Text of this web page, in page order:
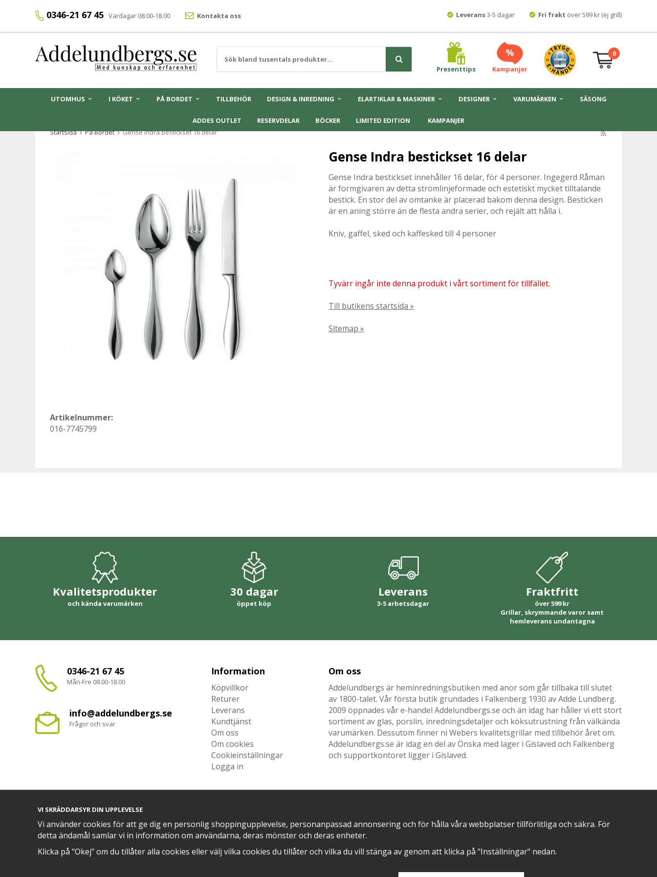
0346-21 67 45 Vardagar 08.00-18.00 Kontakta oss Leverans3-5 dagar Fri frakt över 599 kr (ej grill)
Presenttips Kampanjer
0
UTOMHUS I KÖKET PÅ BORDET TILLBEHÖR DESIGN & INREDNING ELARTIKLAR & MASKINER DESIGNER VARUMÄRKEN SÄSONG
ADDES OUTLET RESERVDELAR BÖCKER LIMITED EDITION
KAMPANJER
Startsida
På Bordet Gense Indra bestickset 16 delar
Gense Indra bestickset 16 delar
Gense Indra bestickset innehåller 16 delar, för 4 personer. Ingegerd Råman
är formgivaren av detta strömlinjeformade och estetiskt mycket tilltalande
bestick. En stor del av omtanke är placerad bakom denna design. Besticken
är en aning större än de flesta andra serier, och rejält att hålla i.
Kniv, gaffel, sked och kaffesked till 4 personer
Tyvärr ingår inte denna produkt i vårt sortiment för tillfället.
Till butikens startsida »
Sitemap »
Artikelnummer:
016-7745799
Kvalitetsprodukter
och kända varumärken
30 dagar
öppet köp
Leverans
3-5 arbetsdagar
Fraktfritt
över 599 kr
Grillar, skrymmande varor samt
hemleverans undantagna
0346-21 67 45
Mån-Fre 08.00-18.00
info@addelundbergs.se
Frågor och svar
Information
Köpvillkor
Returer
Leverans
Kundtjänst
Om oss
Om cookies
Cookieinställningar
Logga in
Om oss
Addelundbergs är heminredningsbutiken med anor som går tillbaka till slutet
av 1800-talet. Vår första butik grundades i Falkenberg 1930 av Adde Lundberg.
2009 öppnades vår e-handel Addelundbergs.se och än idag har håller vi ett stort
sortiment av glas, porslin, inredningsdetaljer och köksutrustning från välkända
varumärken. Dessutom finner ni Webers kvalitetsgrillar med tillbehör året om.
Addelundbergs.se är idag en del av Önska med lager i Gislaved och Falkenberg
och supportkontoret ligger i Gislaved.
POSITIVA OMDÖMEN PÅ
VI SKRÄDDARSYR DIN UPPLEVELSE
Vi använder cookies för att ge dig en personlig shoppingupplevelse, personanpassad annonsering och för hålla våra webbplatser tillförlitliga och säkra. För
detta ändamål samlar vi in information om användarna, deras mönster och deras enheter.
Klicka på "Okej" om du tillåter alla cookies eller välj vilka cookies du tillåter och vilka du vill stänga av genom att klicka på "Inställningar" nedan.